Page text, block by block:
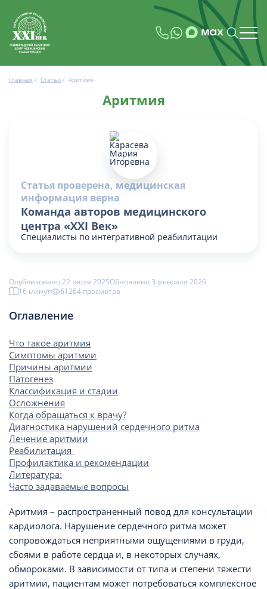
Главная / Статьи / Аритмия
Аритмия
Статья проверена, медицинская
информация верна
Команда авторов медицинского
центра «XXI Век»
Специалисты по интегративной реабилитации
Опубликовано 22 июля 2025Обновлено 3 февраля 2026
16 минут
61264 просмотрa
Оглавление
Что такое аритмия
Симптомы аритмии
Причины аритмии
Патогенез
Классификация и стадии
Осложнения
Когда обращаться к врачу?
Диагностика нарушений сердечного ритма
Лечение аритмии
Реабилитация
Профилактика и рекомендации
Литература:
Часто задаваемые вопросы
Аритмия – распространенный повод для консультации
кардиолога. Нарушение сердечного ритма может
сопровождаться неприятными ощущениями в груди,
сбоями в работе сердца и, в некоторых случаях,
обмороками. В зависимости от типа и степени тяжести
аритмии, пациентам может потребоваться комплексное